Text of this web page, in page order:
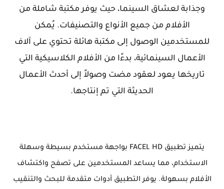
وجذابة لعشاق السينما، حيث يوفر مكتبة شاملة من
الأفلام من جميع الأنواع والتصنيفات. يُمكن
للمستخدمين الوصول إلى مكتبة هائلة تحتوي على آلاف
الأعمال السينمائية، بدءًا من الأفلام الكلاسيكية التي
تاريخها يعود لعقود مضت وصولاً إلى أحدث الأعمال
الحديثة التي تم إنتاجها.
يتميز تطبيق FACEL HD بواجهة مستخدم بسيطة وسهلة
الاستخدام، مما يساعد المستخدمين على تصفح واكتشاف
الأفلام بسهولة. يوفر التطبيق أدوات متقدمة للبحث والتنقيب